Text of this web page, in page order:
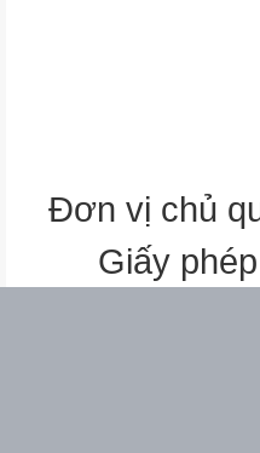
Đơn vị chủ
Giấy